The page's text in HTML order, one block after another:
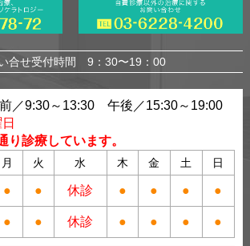
合せ受付時間 9：30〜19：00
前／9:30～13:30 午後／15:30～19:00
診療しています。
月 火 水 木 金 土 日
● ● 休診 ● ● ● ●
● ● 休診 ● ● ● ●